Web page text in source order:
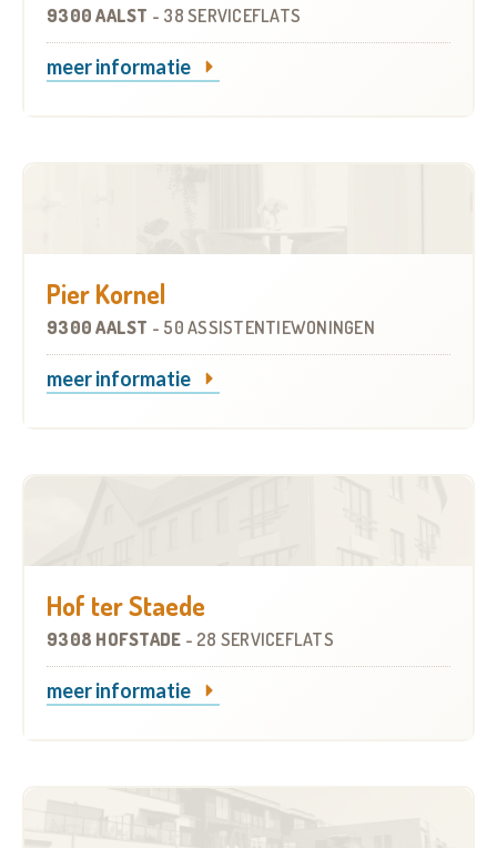
9300 AALST - 38 SERVICEFLATS
meer informatie
Pier Kornel
9300 AALST - 50 ASSISTENTIEWONINGEN
meer informatie
Hof ter Staede
9308 HOFSTADE - 28 SERVICEFLATS
meer informatie